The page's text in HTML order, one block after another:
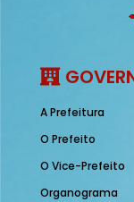
A Prefeitura
O Prefeito
O Vice-Prefeito
Organograma